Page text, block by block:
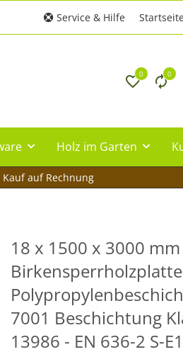
Service & Hilfe
0 0
Holz im Garten
Kauf auf Rechnung
18 x 1500 x 3000
7001 Beschichtung
13986 - EN 636-2 S-